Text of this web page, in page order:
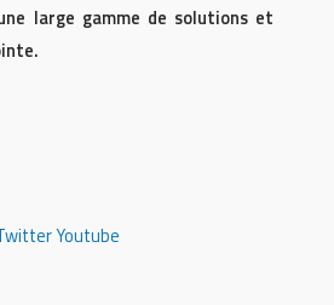
large gamme de solutions et
Youtube